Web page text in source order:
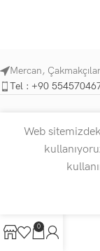
Mercan,
Tel : +90
Web
0